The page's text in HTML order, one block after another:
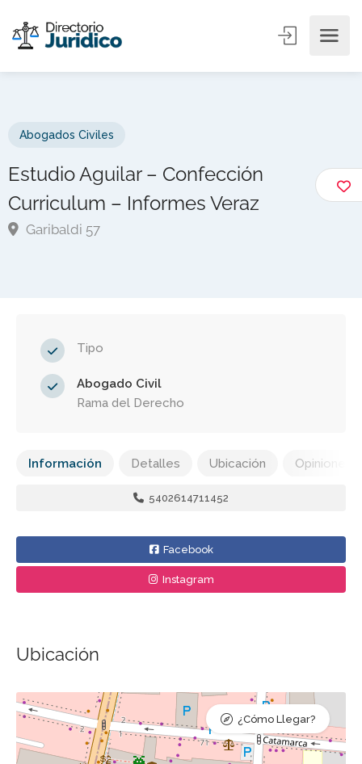
Abogados Civiles
Estudio Aguilar – Confección
Curriculum – Informes Veraz
Garibaldi 57
Tipo
Abogado Civil
Rama del Derecho
Información Detalles Ubicación Opiniones
5402614711452
Facebook
Instagram
Ubicación
¿Cómo Llegar?